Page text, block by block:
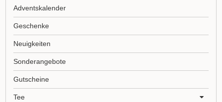
Adventskalender
Geschenke
Neuigkeiten
Sonderangebote
Gutscheine
Tee